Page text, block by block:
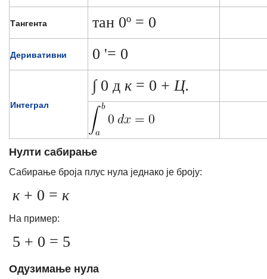
Тангента тан 0º = 0
Деривативни 0 '= 0
Интеграл
∫ 0 д к= 0 +Ц.
Нулти сабирање
Сабирање броја плус нула једнако је броју:
к+ 0 = к
На пример:
5 + 0 = 5
Одузимање нула